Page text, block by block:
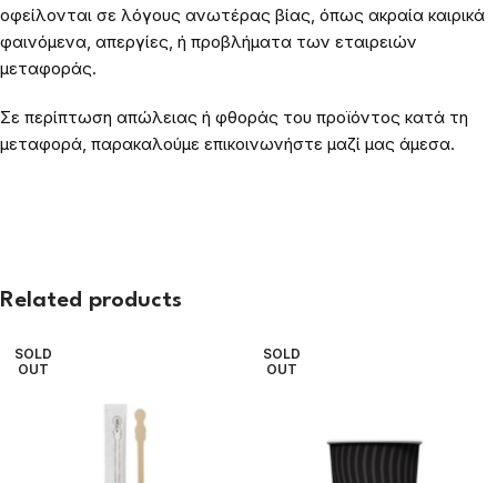
οφείλονται σε λόγους ανωτέρας βίας, όπως ακραία καιρικά
φαινόμενα, απεργίες, ή προβλήματα των εταιρειών
μεταφοράς.
Σε περίπτωση απώλειας ή φθοράς του προϊόντος κατά τη
μεταφορά, παρακαλούμε επικοινωνήστε μαζί μας άμεσα.
Related products
SOLD
OUT
SOLD
OUT